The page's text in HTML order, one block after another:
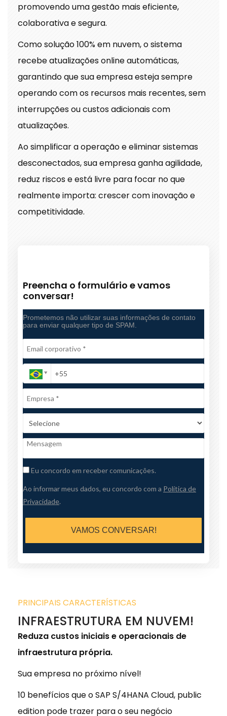
promovendo uma gestão mais eficiente,
colaborativa e segura.
Como solução 100% em nuvem, o sistema
recebe atualizações online automáticas,
garantindo que sua empresa esteja sempre
operando com os recursos mais recentes, sem
interrupções ou custos adicionais com
atualizações.
Ao simplificar a operação e eliminar sistemas
desconectados, sua empresa ganha agilidade,
reduz riscos e está livre para focar no que
realmente importa: crescer com inovação e
competitividade.
Preencha o formulário e vamos
conversar!
Prometemos não utilizar suas informações de contato
para enviar qualquer tipo de SPAM.
Eu concordo em receber comunicações.
Ao informar meus dados, eu concordo com a Política de
Privacidade.
VAMOS CONVERSAR!
PRINCIPAIS CARACTERÍSTICAS
INFRAESTRUTURA EM NUVEM!
Reduza custos iniciais e operacionais de
infraestrutura própria.
Sua empresa no próximo nível!
10 benefícios que o SAP S/4HANA Cloud, public
edition pode trazer para o seu negócio